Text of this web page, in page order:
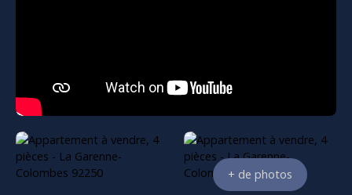
+ de photos